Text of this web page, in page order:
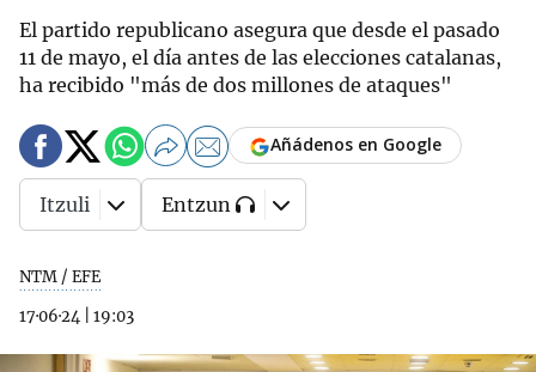
El partido republicano asegura que desde el pasado
11 de mayo, el día antes de las elecciones catalanas,
ha recibido "más de dos millones de ataques"
NTM / EFE
17·06·24
19:03
Añádenos en Google
Itzuli Entzun